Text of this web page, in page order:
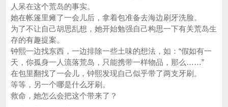
人呆在这个荒岛的事实。
她在帐篷里瘫了一会儿后，拿着包准备去海边刷牙洗脸。
为了不让自己胡思乱想，她开始勉强自己构思一下有关荒岛生
存的有趣提案。
钟熙一边找东西，一边排除一些土味的想法，如：“假如有一
天，你孤身一人流落荒岛，只能携带一样物品，那么……”
在包里翻找了一会儿，钟熙发现自己似乎带了两支牙刷。
等等，另一个哪是什么牙刷。
救命，她怎么会把这个带来了？